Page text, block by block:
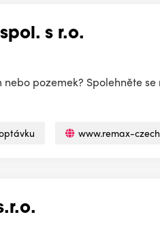
s r.o.
pozemek? Spolehněte
www.remax-